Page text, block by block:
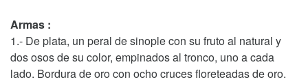
Armas :
1.- De plata, un peral de sinople con su fruto al natural y
dos osos de su color, empinados al tronco, uno a cada
lado. Bordura de oro con ocho cruces floreteadas de oro.